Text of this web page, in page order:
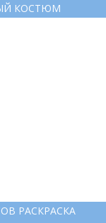
КОСТЮМ
РАСКРАСКА